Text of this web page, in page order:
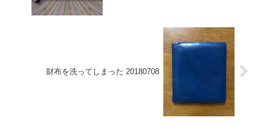
財布を洗ってしまった 20180708